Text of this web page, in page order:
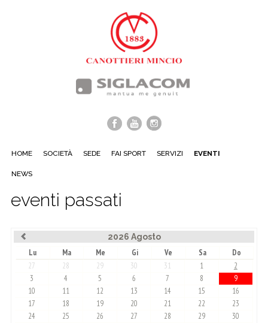
HOME SOCIETÀ SEDE FAI SPORT SERVIZI EVENTI
NEWS
eventi passati
2026 Agosto
Lu Ma Me Gi Ve Sa
Do
27
28 29 30 31 1
2
3
4 5 6 7 8
9
10
11 12 13 14 15
16
17
18 19 20 21 22
23
24
25 26 27 28 29
30